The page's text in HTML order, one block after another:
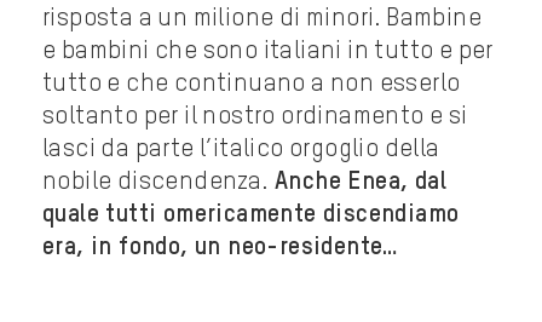
risposta a un milione di minori. Bambine
e bambini che sono italiani in tutto e per
tutto e che continuano a non esserlo
soltanto per il nostro ordinamento e si
lasci da parte l’italico orgoglio della
nobile discendenza. Anche Enea, dal
quale tutti omericamente discendiamo
era, in fondo, un neo-residente…